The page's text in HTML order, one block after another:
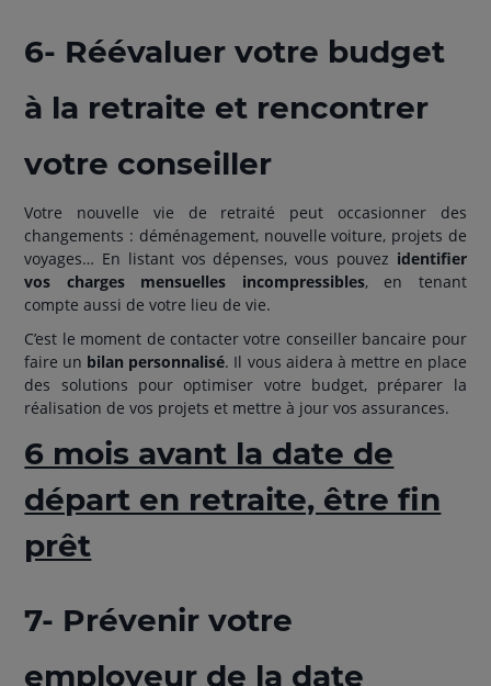
6- Réévaluer votre budget
à la retraite et rencontrer
votre conseiller
Votre nouvelle vie de retraité peut occasionner des
changements : déménagement, nouvelle voiture, projets de
voyages… En listant vos dépenses, vous pouvez identifier
vos charges mensuelles incompressibles, en tenant
compte aussi de votre lieu de vie.
C’est le moment de contacter votre conseiller bancaire pour
faire un bilan personnalisé. Il vous aidera à mettre en place
des solutions pour optimiser votre budget, préparer la
réalisation de vos projets et mettre à jour vos assurances.
6 mois avant la date de
départ en retraite, être fin
prêt
7- Prévenir votre
employeur de la date